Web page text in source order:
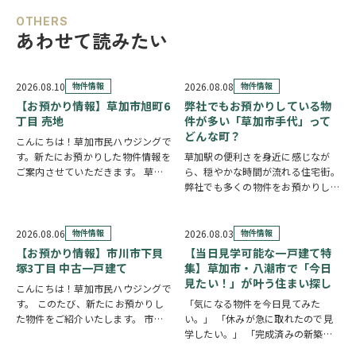
OTHERS
あわせて読みたい
2026.08.10 物件情報
【お預かり情報】草加市旭町6
丁目 売地
こんにちは！草加市民ハウジングで
す。新たにお預かりした物件情報を
ご案内させていただきます。 草加
利用可能な立地。52坪超の広々と
した整形地…
2026.08.08 物件情報
弊社でもお預かりしている物
件が多い「草加市手代」って
どんな町？
草加駅の便利さを身近に感じなが
ら、穏やかな時間が流れる住宅街。
弊社でも多くの物件をお預かりして
10分圏内の便利な立地 手代は東武
スカイツリーライン「草加駅」が生
活圏です。北千…
2026.08.06 物件情報
【お預かり情報】市川市下貝
塚3丁目 中古一戸建て
こんにちは！草加市民ハウジングで
す。 このたび、新たにお預かりし
た物件をご紹介いたします。 市川
2026.08.03 物件情報
【当日見学可能な一戸建て特
集】草加市・八潮市で「今日
見たい！」が叶う住まい探し
「気になる物件を今日見てみた
い。」 「休みが急に取れたので見
学したい。」 「完成済みの新築を